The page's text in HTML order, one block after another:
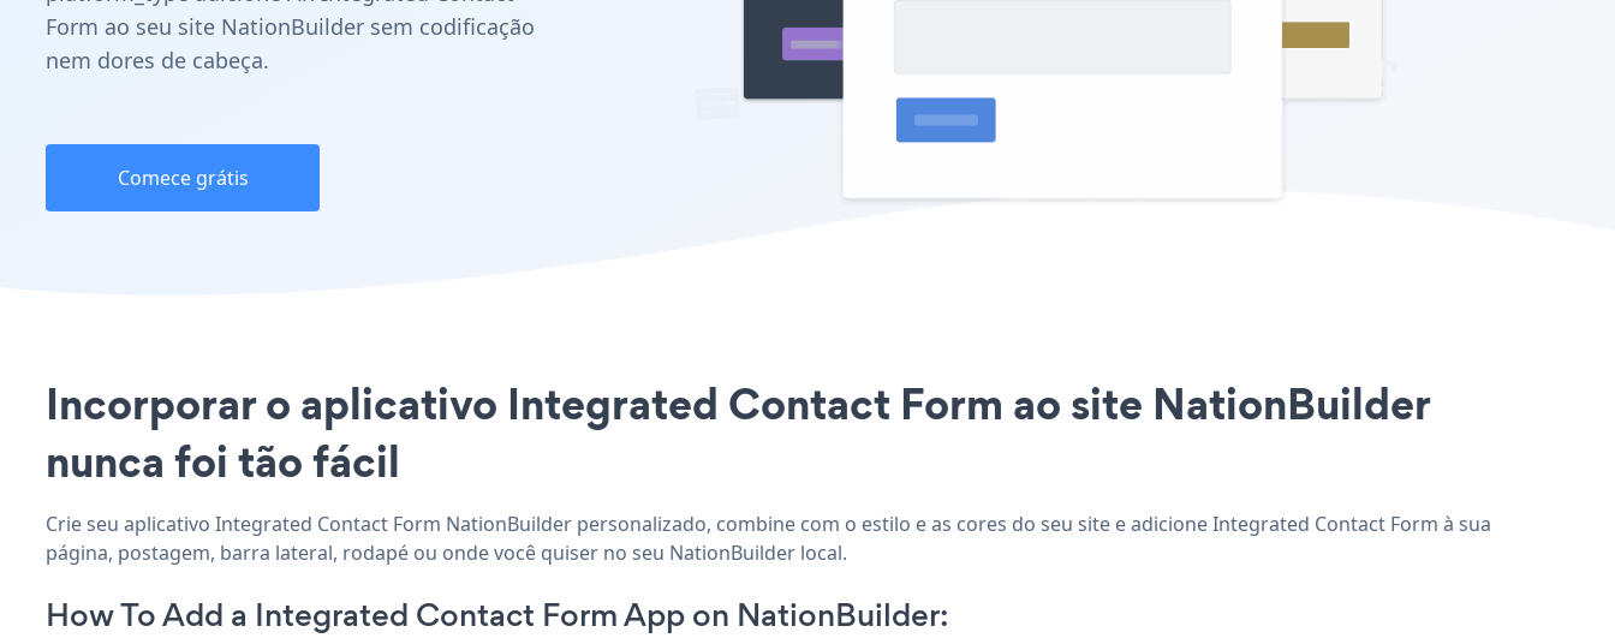
Form ao seu site NationBuilder sem codificação
nem dores de cabeça.
Comece grátis
Incorporar o aplicativo Integrated Contact Form ao site NationBuilder
nunca foi tão fácil
Crie seu aplicativo Integrated Contact Form NationBuilder personalizado, combine com o estilo e as cores do seu site e adicione Integrated Contact Form à sua
página, postagem, barra lateral, rodapé ou onde você quiser no seu NationBuilder local.
How To Add a Integrated Contact Form App on NationBuilder: